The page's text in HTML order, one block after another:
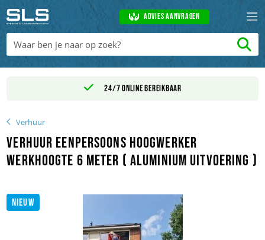
Advies aanvragen
24/7 online bereikbaar
Verhuur
Verhuur Eenpersoons hoogwerker
werkhoogte 6 meter ( aluminium uitvoering )
NIEUW